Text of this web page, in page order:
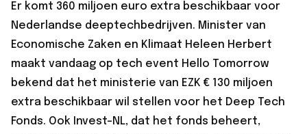
Er komt 360 miljoen euro extra beschikbaar voor
Nederlandse deeptechbedrijven. Minister van
Economische Zaken en Klimaat Heleen Herbert
maakt vandaag op tech event Hello Tomorrow
bekend dat het ministerie van EZK € 130 miljoen
extra beschikbaar wil stellen voor het Deep Tech
Fonds. Ook Invest-NL, dat het fonds beheert,